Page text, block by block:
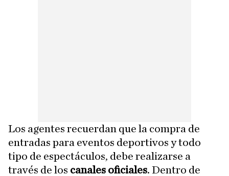
Los agentes recuerdan que la compra de
entradas para eventos deportivos y todo
tipo de espectáculos, debe realizarse a
través de los canales oficiales. Dentro de